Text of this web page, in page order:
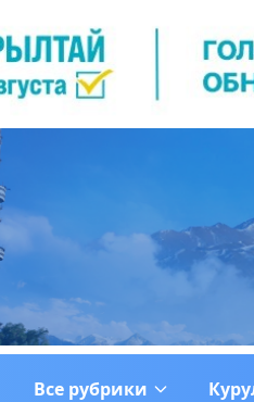
Все рубрики